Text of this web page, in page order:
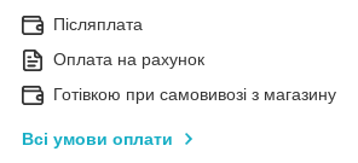
Післяплата
Оплата на рахунок
Готівкою при самовивозі з магазину
Всі умови оплати